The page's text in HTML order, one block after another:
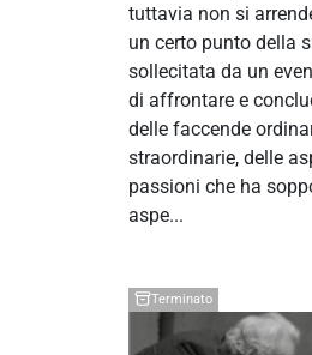
tuttavia non si
un certo punto della
sollecitata da un
di affrontare e
delle faccende
straordinarie, delle
passioni che ha
aspe...
Terminato